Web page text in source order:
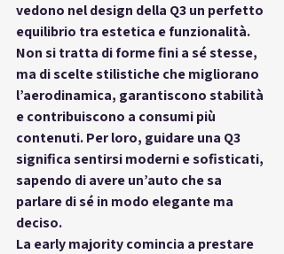
vedono nel design della Q3 un perfetto
equilibrio tra estetica e funzionalità.
Non si tratta di forme fini a sé stesse,
ma di scelte stilistiche che migliorano
l’aerodinamica, garantiscono stabilità
e contribuiscono a consumi più
contenuti. Per loro, guidare una Q3
significa sentirsi moderni e sofisticati,
sapendo di avere un’auto che sa
parlare di sé in modo elegante ma
deciso.
La early majority comincia a prestare